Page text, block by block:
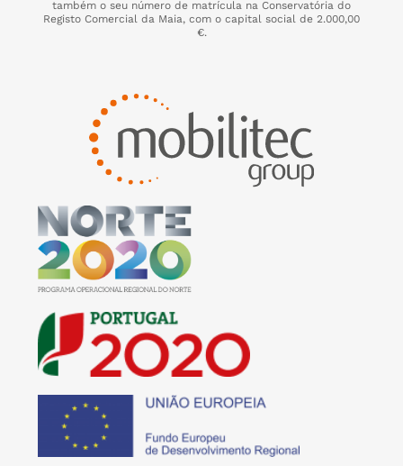
também o seu número de matrícula na Conservatória do
Registo Comercial da Maia, com o capital social de 2.000,00
€.